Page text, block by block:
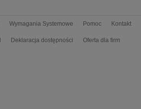
Wymagania Systemowe Pomoc Kontakt
Deklaracja dostępności Oferta dla firm